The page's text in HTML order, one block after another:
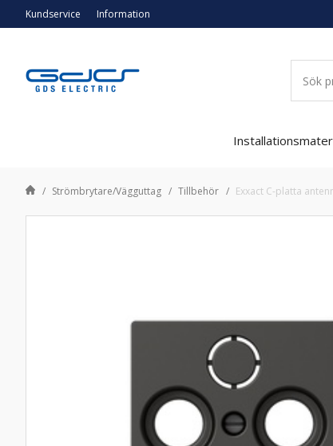
Kundservice Information
Strömbrytare/Vägguttag Tillbehör Exxact C-platta